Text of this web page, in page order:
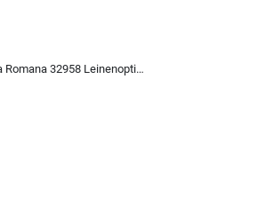
Marburg Vliestapete Villa Romana 32958 Leinenoptik (Anthrazit)